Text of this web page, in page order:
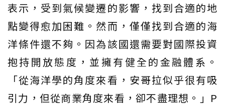
表示，受到氣候變遷的影響，找到合適的地
點變得愈加困難。然而，僅僅找到合適的海
洋條件還不夠。因為該國還需要對國際投資
抱持開放態度，並擁有健全的金融體系。
「從海洋學的角度來看，安哥拉似乎很有吸
引力，但從商業角度來看，卻不盡理想。」P